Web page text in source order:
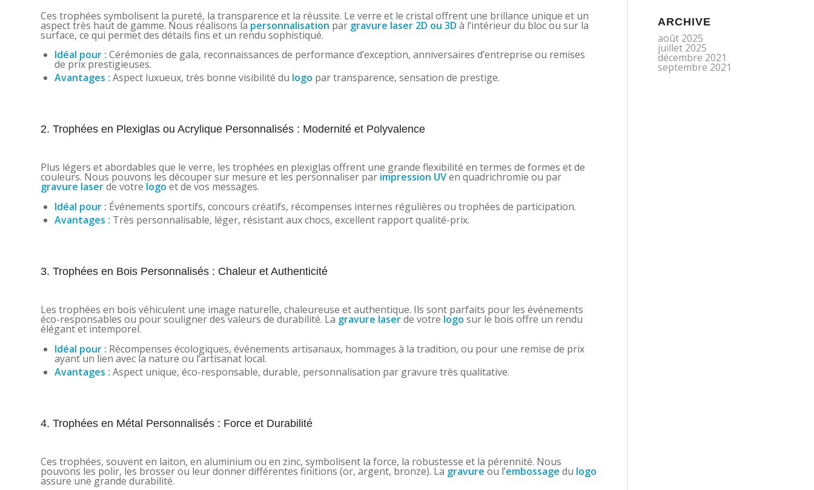
Ces trophées symbolisent la pureté, la transparence et la réussite. Le verre et le cristal offrent une brillance unique et un
aspect très haut de gamme. Nous réalisons la personnalisation par gravure laser 2D ou 3D à l’intérieur du bloc ou sur la
surface, ce qui permet des détails fins et un rendu sophistiqué.
Idéal pour : Cérémonies de gala, reconnaissances de performance d’exception, anniversaires d’entreprise ou remises
de prix prestigieuses.
Avantages : Aspect luxueux, très bonne visibilité du logo par transparence, sensation de prestige.
2. Trophées en Plexiglas ou Acrylique Personnalisés : Modernité et Polyvalence
Plus légers et abordables que le verre, les trophées en plexiglas offrent une grande flexibilité en termes de formes et de
couleurs. Nous pouvons les découper sur mesure et les personnaliser par impression UVen quadrichromie ou par
gravure laserde votre logo et de vos messages.
Idéal pour : Événements sportifs, concours créatifs, récompenses internes régulières ou trophées de participation.
Avantages : Très personnalisable, léger, résistant aux chocs, excellent rapport qualité-prix.
3. Trophées en Bois Personnalisés : Chaleur et Authenticité
Les trophées en bois véhiculent une image naturelle, chaleureuse et authentique. Ils sont parfaits pour les événements
éco-responsables ou pour souligner des valeurs de durabilité. La gravure laserde votre logo sur le bois offre un rendu
élégant et intemporel.
Idéal pour : Récompenses écologiques, événements artisanaux, hommages à la tradition, ou pour une remise de prix
ayant un lien avec la nature ou l’artisanat local.
Avantages : Aspect unique, éco-responsable, durable, personnalisation par gravure très qualitative.
4. Trophées en Métal Personnalisés : Force et Durabilité
Ces trophées, souvent en laiton, en aluminium ou en zinc, symbolisent la force, la robustesse et la pérennité. Nous
pouvons les polir, les brosser ou leur donner différentes finitions (or, argent, bronze). La gravure ou l’embossage du logo
assure une grande durabilité.
ARCHIVE
août 2025
juillet 2025
décembre 2021
septembre 2021